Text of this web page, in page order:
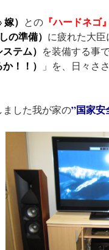
嫁） との 『ハードネゴ』
の準備） に疲れた大
テム） を装備する事
！！）
」を、日々さ
した我が家の”国家安